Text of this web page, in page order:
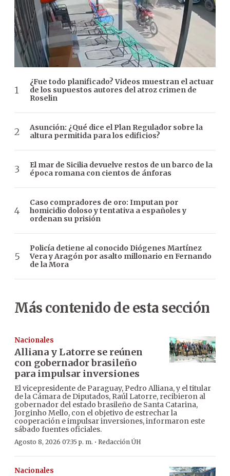
¿Fue todo planificado? Videos muestran el actuar
de los supuestos autores del atroz crimen de
Roselin
Asunción: ¿Qué dice el Plan Regulador sobre la
altura permitida para los edificios?
El mar de Sicilia devuelve restos de un barco de la
época romana con cientos de ánforas
Caso compradores de oro: Imputan por
homicidio doloso y tentativa a españoles y
ordenan su prisión
Policía detiene al conocido Diógenes Martínez
Vera y Aragón por asalto millonario en Fernando
de la Mora
Más contenido de esta sección
Nacionales
Alliana y Latorre se reúnen
con gobernador brasileño
para impulsar inversiones
El vicepresidente de Paraguay, Pedro Alliana, y el titular
de la Cámara de Diputados, Raúl Latorre, recibieron al
gobernador del estado brasileño de Santa Catarina,
Jorginho Mello, con el objetivo de estrechar la
cooperación e impulsar inversiones, informaron este
sábado fuentes oficiales.
Agosto 8, 2026 07:35 p. m. · Redacción ÚH
Nacionales